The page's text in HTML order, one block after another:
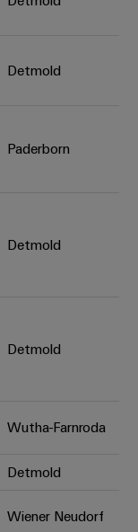
Detmold
Paderborn
Detmold
Detmold
Wutha-Farnroda
Detmold
Wiener Neudorf